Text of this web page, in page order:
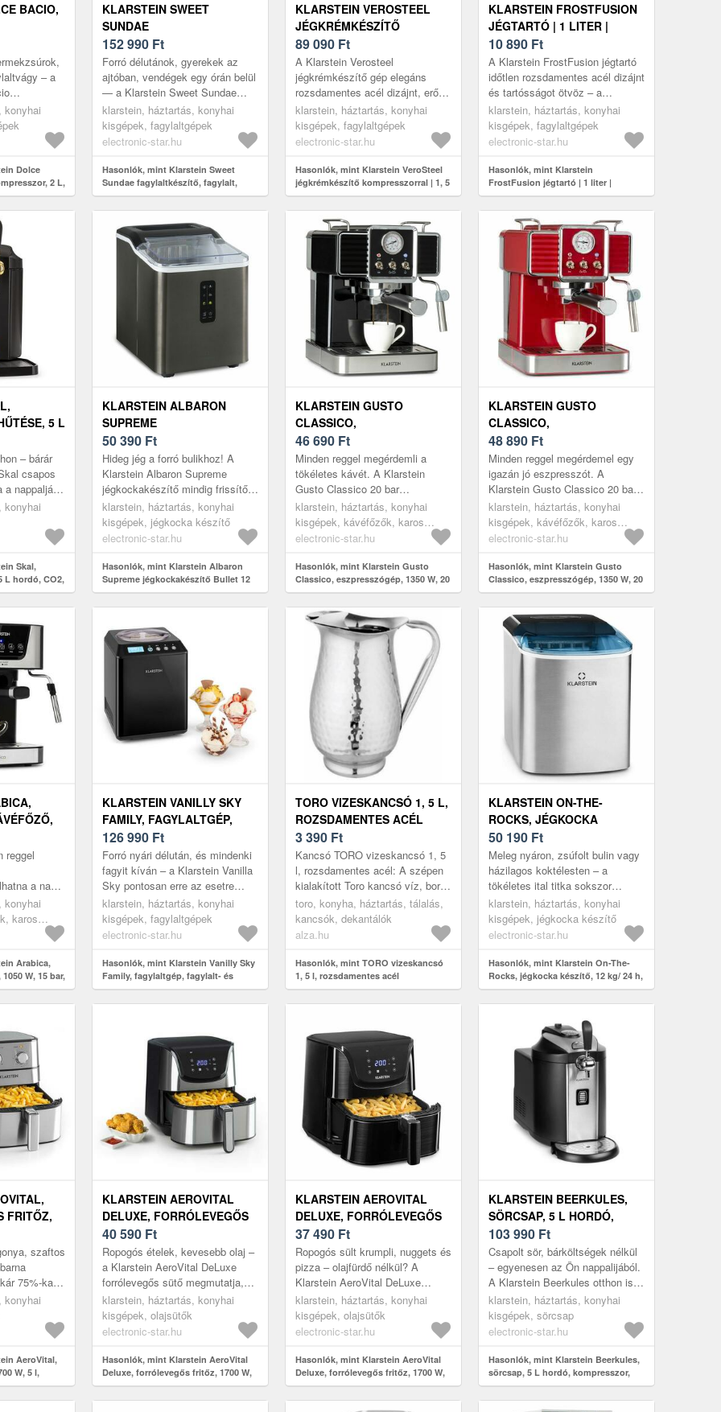
BACIO,
L, LCD
– a
adni.
fagyla...
konyhai
Dolce
2 L,
KLARSTEIN SWEET
SUNDAE
FAGYLALTKÉSZÍTŐ,
FAGYLALT, SMOOTHIE ÉS
TEJKOKTÉLOK,
AUTOMATIKUS TISZTÍTÁS
152 990 Ft
Forró délutánok, gyerekek az
ajtóban, vendégek egy órán belül
— a Klarstein Sweet Sundae
akkor áll készen, amikor te. 1, 5
literes űrtartalommal és...
klarstein, háztartás, konyhai
kisgépek, fagylaltgépek
electronic-star.hu
Hasonlók, mint Klarstein Sweet
Sundae fagylaltkészítő, fagylalt,
smoothie és tejkoktélok,
automatikus tisztítás
KLARSTEIN VEROSTEEL
JÉGKRÉMKÉSZÍTŐ
KOMPRESSZORRAL | 1, 5 L |
150 W | 4 PROGRAM |
ÉRINTŐVEZÉRLÉS
89 090 Ft
A Klarstein Verosteel
jégkrémkészítő gép elegáns
rozsdamentes acél dizájnt, erős
teljesítményt és intuitív kezelést
ötvöz.A Verosteel design
soroza...
klarstein, háztartás, konyhai
kisgépek, fagylaltgépek
electronic-star.hu
Hasonlók, mint Klarstein VeroSteel
jégkrémkészítő kompresszorral | 1, 5
l | 150 W | 4 program | érintővezérlés
KLARSTEIN FROSTFUSION
JÉGTARTÓ | 1 LITER |
ROZSDAMENTES ACÉL |
ROZSDAMENTES |
KARCÁLLÓ |
MOSOGATÓGÉPBEN
MOSHATÓ
10 890 Ft
A Klarstein FrostFusion jégtartó
időtlen rozsdamentes acél dizájnt
és tartósságot ötvöz – a
tökéletes pótalkatrész vagy
kiegészítő tartály a FrostF...
klarstein, háztartás, konyhai
kisgépek, fagylaltgépek
electronic-star.hu
Hasonlók, mint Klarstein
FrostFusion jégtartó | 1 liter |
rozsdamentes acél | rozsdamentes |
karcálló | mosogatógépben mosható
5 L
ACÉL,
– bárár
csapos
a nappalját:
közö...
konyhai
Skal,
L hordó, CO2,
KLARSTEIN ALBARON
SUPREME
JÉGKOCKAKÉSZÍTŐ
BULLET 12 KG/24 ÓRA 1, 5
L ROZSDAMENTES ACÉL
50 390 Ft
Hideg jég a forró bulikhoz! A
Klarstein Albaron Supreme
jégkockakészítő mindig frissítő
és jól lehűtött italokat biztosít. 24
óra alatt a jégkockag...
klarstein, háztartás, konyhai
kisgépek, jégkocka készítő
electronic-star.hu
Hasonlók, mint Klarstein Albaron
Supreme jégkockakészítő Bullet 12
kg/24 óra 1, 5 l rozsdamentes acél
KLARSTEIN GUSTO
CLASSICO,
ESZPRESSZÓGÉP, 1350 W,
20 BAR, 1, 5 L,
ROZSDAMENTES ACÉL
46 690 Ft
Minden reggel megérdemli a
tökéletes kávét. A Klarstein
Gusto Classico 20 bar
szivattyúnyomással és 1 350 W
teljesítménnyel olyan
eszpresszót készí...
klarstein, háztartás, konyhai
kisgépek, kávéfőzők, karos
kávéfőzők
electronic-star.hu
Hasonlók, mint Klarstein Gusto
Classico, eszpresszógép, 1350 W, 20
bar, 1, 5 l, rozsdamentes acél
KLARSTEIN GUSTO
CLASSICO,
ESZPRESSZÓGÉP, 1350 W,
20 BAR, 1, 5 L,
ROZSDAMENTES ACÉL
48 890 Ft
Minden reggel megérdemel egy
igazán jó eszpresszót. A
Klarstein Gusto Classico 20 bar
szivattyúnyomással és 1 350 W
teljesítménnyel pontosan azt
ho...
klarstein, háztartás, konyhai
kisgépek, kávéfőzők, karos
kávéfőzők
electronic-star.hu
Hasonlók, mint Klarstein Gusto
Classico, eszpresszógép, 1350 W, 20
bar, 1, 5 l, rozsdamentes acél
5 L,
reggel
a napja
A
konyhai
karos
Arabica,
W, 15 bar,
KLARSTEIN VANILLY SKY
FAMILY, FAGYLALTGÉP,
FAGYLALT- ÉS
FAGYASZTOTT
JOGHURTKÉSZÍTŐ GÉP, 250
W, 2, 5 L, FEKETE
126 990 Ft
Forró nyári délután, és mindenki
fagyit kíván – a Klarstein Vanilla
Sky pontosan erre az esetre
készült. Beépített
kompresszorának köszönhetően
nem...
klarstein, háztartás, konyhai
kisgépek, fagylaltgépek
electronic-star.hu
Hasonlók, mint Klarstein Vanilly Sky
Family, fagylaltgép, fagylalt- és
fagyasztott joghurtkészítő gép, 250
W, 2, 5 L, fekete
TORO VIZESKANCSÓ 1, 5 L,
ROZSDAMENTES ACÉL
3 390 Ft
Kancsó TORO vizeskancsó 1, 5
l, rozsdamentes acél: A szépen
kialakított Toro kancsó víz, bor
és tej felszolgálásra alkalmas, és
a konyhák elengedhe...
toro, konyha, háztartás, tálalás,
kancsók, dekantálók
alza.hu
Hasonlók, mint TORO vizeskancsó
1, 5 l, rozsdamentes acél
KLARSTEIN ON-THE-
ROCKS, JÉGKOCKA
KÉSZÍTŐ, 12 KG/ 24 H, 2, 1 L
TARTÁLY, ROZSDAMENTES
ACÉL, FEKETE
50 190 Ft
Meleg nyáron, zsúfolt bulin vagy
házilagos koktélesten – a
tökéletes ital titka sokszor
egyetlen dolgon múlik: legyen
elég jég. A Klarstein On-The-...
klarstein, háztartás, konyhai
kisgépek, jégkocka készítő
electronic-star.hu
Hasonlók, mint Klarstein On-The-
Rocks, jégkocka készítő, 12 kg/ 24 h,
2, 1 L tartály, rozsdamentes acél,
fekete
FRITŐZ,
ACÉL,szaftos
75%-kal
a
A
konyhai
AeroVital,
W, 5 l,
KLARSTEIN AEROVITAL
DELUXE, FORRÓLEVEGŐS
FRITŐZ, 1700 W, 5 L,
ROZSDAMENTES ACÉL
40 590 Ft
Ropogós ételek, kevesebb olaj –
a Klarstein AeroVital DeLuxe
forrólevegős sütő megmutatja,
hogy a kedvenc fogásokról nem
kell lemondani a tudatosab...
klarstein, háztartás, konyhai
kisgépek, olajsütők
electronic-star.hu
Hasonlók, mint Klarstein AeroVital
Deluxe, forrólevegős fritőz, 1700 W,
5 l, rozsdamentes acél
KLARSTEIN AEROVITAL
DELUXE, FORRÓLEVEGŐS
FRITŐZ, 1700 W, 5 L,
ROZSDAMENTES ACÉL
37 490 Ft
Ropogós sült krumpli, nuggets és
pizza – olajfürdő nélkül? A
Klarstein AeroVital DeLuxe
forrólevegős sütő megmutatja,
hogy az ízletes ételekről nem...
klarstein, háztartás, konyhai
kisgépek, olajsütők
electronic-star.hu
Hasonlók, mint Klarstein AeroVital
Deluxe, forrólevegős fritőz, 1700 W,
5 l, rozsdamentes acél
KLARSTEIN BEERKULES,
SÖRCSAP, 5 L HORDÓ,
KOMPRESSZOR, 120 W,
FEKETE
103 990 Ft
Csapolt sör, bárköltségek nélkül
– egyenesen az Ön nappalijából.
A Klarstein Beerkules otthon is
valódi kocsmahangulatot teremt:
integrált hűtéssel...
klarstein, háztartás, konyhai
kisgépek, sörcsap
electronic-star.hu
Hasonlók, mint Klarstein Beerkules,
sörcsap, 5 L hordó, kompresszor,
120 W, fekete